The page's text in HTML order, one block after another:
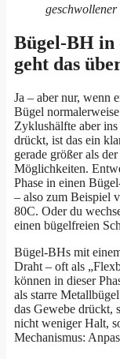
Bügel-BH in
geht das
Ja – aber nur, wenn
Bügel
Zyklushälfte aber
drückt, ist das ein
gerade größer als
Möglichkeiten.
Phase in einen
– also zum Beispiel
80C. Oder du
einen bügelfreien
Bügel-BHs mit
Draht – oft als
können in dieser
als starre
das Gewebe drückt,
nicht weniger Halt,
Mechanismus: